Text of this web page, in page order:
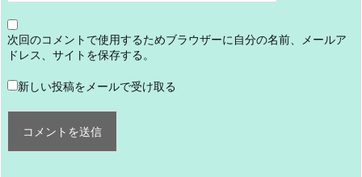
次回のコメントで使用するためブラウザーに自分の名前、メールア
ドレス、サイトを保存する。
新しい投稿をメールで受け取る